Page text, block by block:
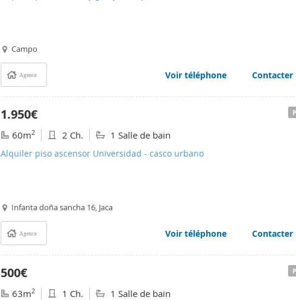
Campo
Agence Voir téléphone Contacter
1.950€
60m2 2 Ch. 1 Salle de bain
Alquiler piso ascensor Universidad - casco urbano
Infanta doña sancha 16, Jaca
Agence Voir téléphone Contacter
500€
63m2 1 Ch. 1 Salle de bain